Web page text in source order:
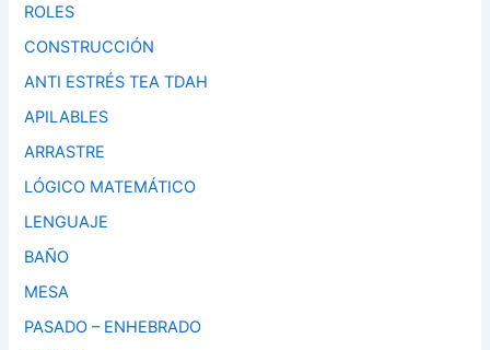
ROLES
CONSTRUCCIÓN
ANTI ESTRÉS TEA TDAH
APILABLES
ARRASTRE
LÓGICO MATEMÁTICO
LENGUAJE
BAÑO
MESA
PASADO – ENHEBRADO